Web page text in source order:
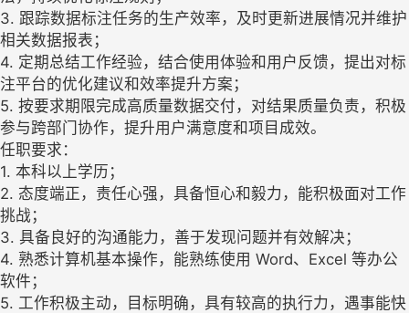
3. 跟踪数据标注任务的生产效率，及时更新进展情况并维护
相关数据报表；
4. 定期总结工作经验，结合使用体验和用户反馈，提出对标
注平台的优化建议和效率提升方案；
5. 按要求期限完成高质量数据交付，对结果质量负责，积极
参与跨部门协作，提升用户满意度和项目成效。
任职要求：
1. 本科以上学历；
2. 态度端正，责任心强，具备恒心和毅力，能积极面对工作
挑战；
3. 具备良好的沟通能力，善于发现问题并有效解决；
4. 熟悉计算机基本操作，能熟练使用 Word、Excel 等办公
软件；
5. 工作积极主动，目标明确，具有较高的执行力，遇事能快